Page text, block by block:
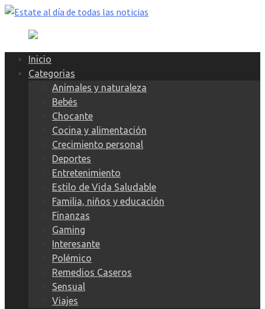
Skip
content
Inicio
Categorias
Animales y naturaleza
Bebés
Chocante
Cocina y alimentación
Crecimiento personal
Deportes
Entretenimiento
Estilo de Vida Saludable
Familia, niños y educación
Finanzas
Gaming
Interesante
Polémico
Remedios Caseros
Sensual
Viajes